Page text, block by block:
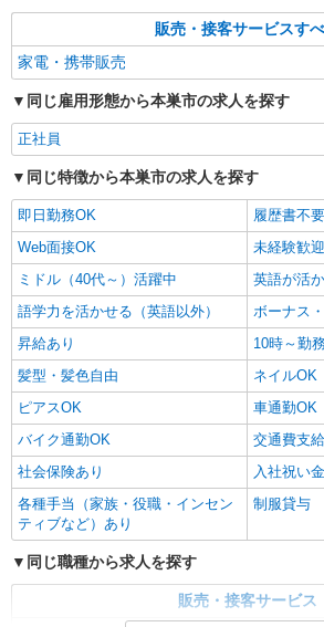
販売・接客サービスす
家電・携帯販売
同じ雇用形態から本巣市の求人を探す
正社員
同じ特徴から本巣市の求人を探す
即日勤務OK
履歴書不要
Web面接OK
未経験歓迎
ミドル（40代～）活躍中
英語が活
語学力を活かせる（英語以外）
ボーナス
昇給あり
10時～勤
髪型・髪色自由
ネイルOK
ピアスOK
車通勤OK
バイク通勤OK
交通費支給
社会保険あり
入社祝い
各種手当（家族・役職・インセン
ティブなど）あり
制服貸与
同じ職種から求人を探す
販売・接客サービス